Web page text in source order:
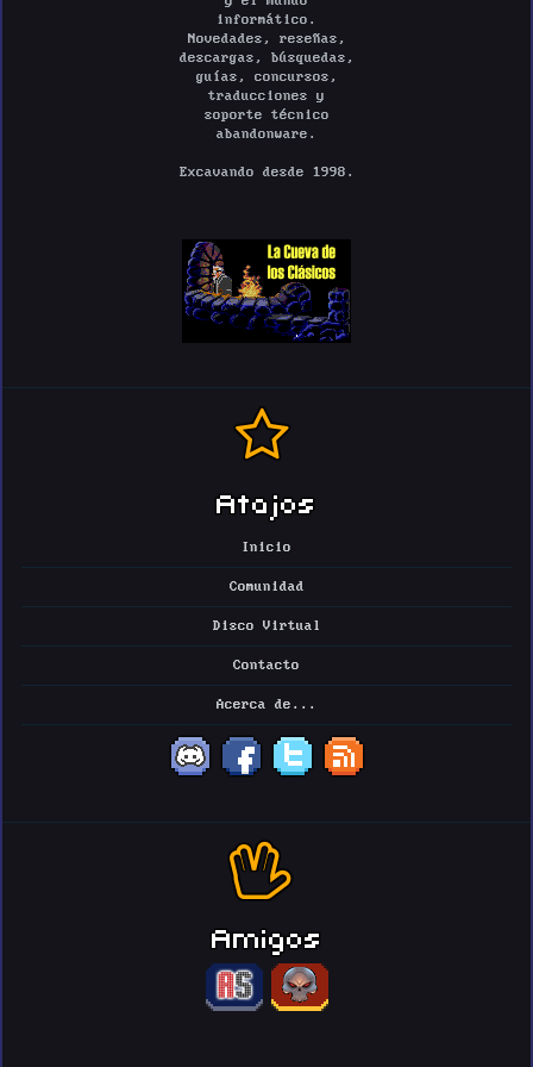
informático.
Novedades, reseñas,
descargas, búsquedas,
guías, concursos,
traducciones y
soporte técnico
abandonware.
Excavando desde 1998.
Atajos
Inicio
Comunidad
Disco Virtual
Contacto
Acerca de...
Amigos